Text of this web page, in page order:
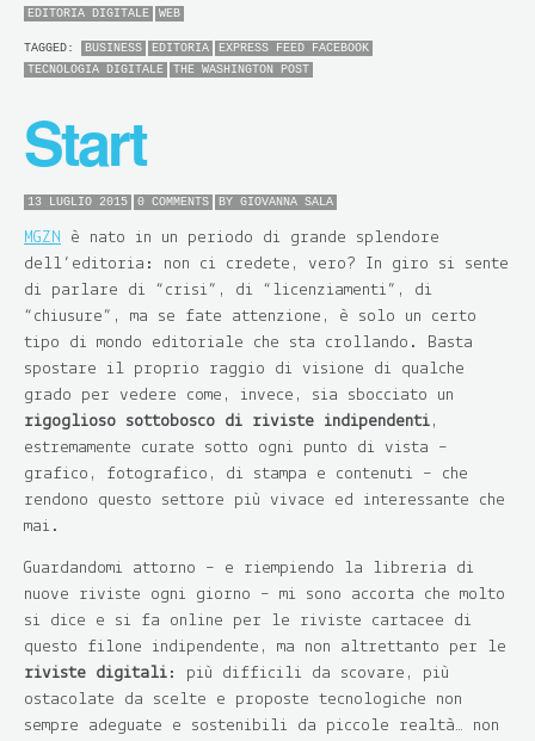
EDITORIA DIGITALE WEB
TAGGED: BUSINESS EDITORIA
EXPRESS FEED FACEBOOK
TECNOLOGIA DIGITALE
THE WASHINGTON POST
Start
13 LUGLIO 2015 0 COMMENTS BY GIOVANNA SALA
MGZN è nato in un periodo di grande splendore
dell’editoria: non ci credete, vero? In giro si sente
di parlare di “crisi”, di “licenziamenti”, di
“chiusure”, ma se fate attenzione, è solo un certo
tipo di mondo editoriale che sta crollando. Basta
spostare il proprio raggio di visione di qualche
grado per vedere come, invece, sia sbocciato un
rigoglioso sottobosco di riviste indipendenti ,
estremamente curate sotto ogni punto di vista –
grafico, fotografico, di stampa e contenuti – che
rendono questo settore più vivace ed interessante che
mai.
Guardandomi attorno – e riempiendo la libreria di
nuove riviste ogni giorno – mi sono accorta che molto
si dice e si fa online per le riviste cartacee di
questo filone indipendente, ma non altrettanto per le
riviste digitali : più difficili da scovare, più
ostacolate da scelte e proposte tecnologiche non
sempre adeguate e sostenibili da piccole realtà… non